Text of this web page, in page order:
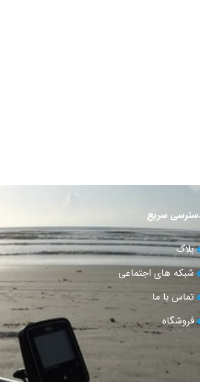
سریع
بلاگ
شبکه های اجتماعی
تماس با ما
فروشگاه